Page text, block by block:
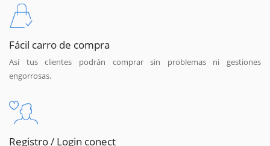
Fácil carro de compra
Así tus clientes podrán comprar sin problemas ni gestiones
engorrosas.
Registro / Login conect